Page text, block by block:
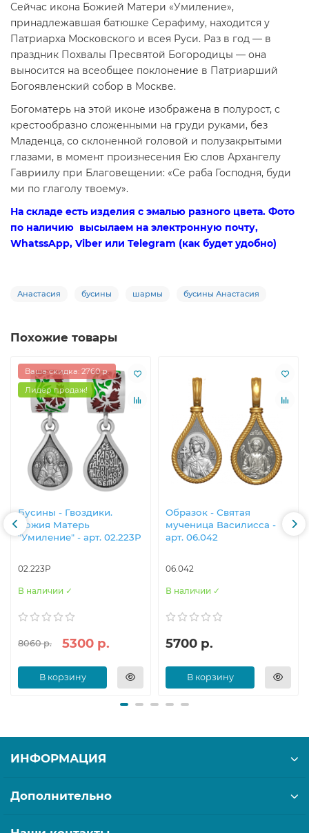
Сейчас икона Божией Матери «Умиление»,
принадлежавшая батюшке Серафиму, находится у
Патриарха Московского и всея Руси. Раз в год — в
праздник Похвалы Пресвятой Богородицы — она
выносится на всеобщее поклонение в Патриарший
Богоявленский собор в Москве.
Богоматерь на этой иконе изображена в полурост, с
крестообразно сложенными на груди руками, без
Младенца, со склоненной головой и полузакрытыми
глазами, в момент произнесения Ею слов Архангелу
Гавриилу при Благовещении: «Се раба Господня, буди
ми по глаголу твоему».
На складе есть изделия с эмалью разного цвета. Фото
по наличию высылаем на электронную почту,
WhatssApp, Viber или Telegram (как будет удобно)
Анастасия бусины шармы бусины Анастасия
Похожие товары
Ваша скидка: 2760 р.
Лидер продаж!
Бусины - Гвоздики.
Божия Матерь
"Умиление" - арт. 02.223Р
02.223Р
В наличии ✓
8060 р. 5300 р.
В корзину
Образок - Святая
мученица Василисса -
арт. 06.042
06.042
В наличии ✓
5700 р.
В корзину
ИНФОРМАЦИЯ
Дополнительно